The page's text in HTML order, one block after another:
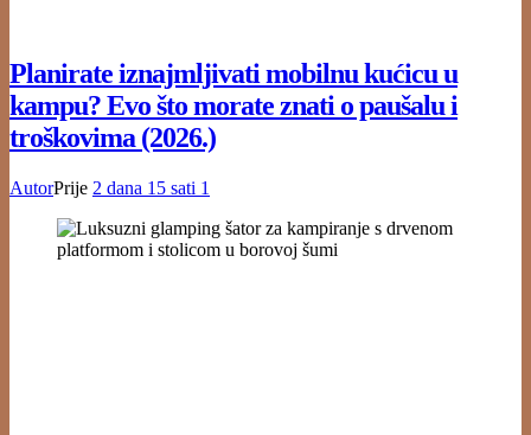
Planirate iznajmljivati mobilnu kućicu u
kampu? Evo što morate znati o paušalu i
troškovima (2026.)
AutorPrije 2 dana 15 sati 1